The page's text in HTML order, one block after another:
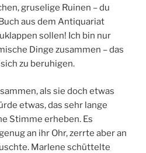
gruselige Ruinen – du
aus dem Antiquariat
sollen! Ich bin nur
Dinge zusammen – das
zu beruhigen.
als sie doch etwas
etwas, das sehr lange
Stimme erheben. Es
an ihr Ohr, zerrte aber an
Marlene schüttelte